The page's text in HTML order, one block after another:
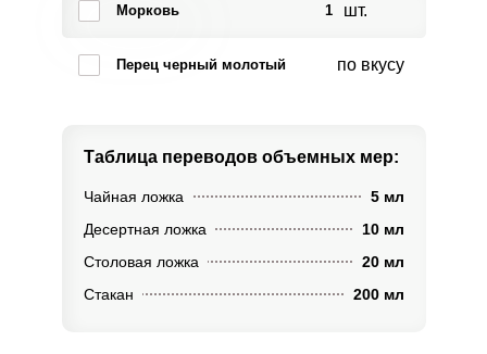
Морковь 1 шт.
Перец черный молотый по вкусу
Таблица переводов объемных мер:
Чайная ложка
5 мл
Десертная ложка
10 мл
Столовая ложка
20 мл
Стакан
200 мл